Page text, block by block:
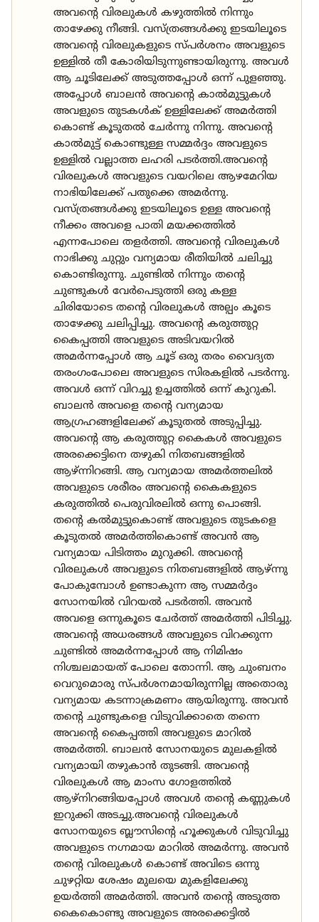
അവന്റെ വിരലുകൾ കഴുത്തിൽ നിന്നും
താഴേക്കു നീങ്ങി. വസ്ത്രങ്ങൾക്കു ഇടയിലൂടെ
അവന്റെ വിരലുകളുടെ സ്പർശനം അവളുടെ
ഉള്ളിൽ തീ കോരിയിടുന്നുണ്ടായിരുന്നു. അവൾ
ആ ചൂടിലേക്ക് അടുത്തപ്പോൾ ഒന്ന് പുളഞ്ഞു.
അപ്പോൾ ബാലൻ അവന്റെ കാൽമുട്ടുകൾ
അവളുടെ തുടകൾക് ഉള്ളിലേക്ക് അമർത്തി
കൊണ്ട് കൂടുതൽ ചേർന്നു നിന്നു. അവന്റെ
കാൽമുട്ട് കൊണ്ടുള്ള സമ്മർദ്ദം അവളുടെ
ഉള്ളിൽ വല്ലാത്ത ലഹരി പടർത്തി.അവന്റെ
വിരലുകൾ അവളുടെ വയറിലെ ആഴമേറിയ
നാഭിയിലേക്ക് പതുക്കെ അമർന്നു.
വസ്ത്രങ്ങൾക്കു ഇടയിലൂടെ ഉള്ള അവന്റെ
നീക്കം അവളെ പാതി മയക്കത്തിൽ
എന്നപോലെ തളർത്തി. അവന്റെ വിരലുകൾ
നാഭിക്കു ചുറ്റും വന്യമായ രീതിയിൽ ചലിച്ചു
കൊണ്ടിരുന്നു. ചുണ്ടിൽ നിന്നും തന്റെ
ചുണ്ടുകൾ വേർപെടുത്തി ഒരു കള്ള
ചിരിയോടെ തന്റെ വിരലുകൾ അല്പം കൂടെ
താഴേക്കു ചലിപ്പിച്ചു. അവന്റെ കരുത്തുറ്റ
കൈപ്പത്തി അവളുടെ അടിവയറിൽ
അമർന്നപ്പോൾ ആ ചൂട് ഒരു തരം വൈദ്യത
തരംഗംപോലെ അവളുടെ സിരകളിൽ പടർന്നു.
അവൾ ഒന്ന് വിറച്ചു ഉച്ചത്തിൽ ഒന്ന് കുറുകി.
ബാലൻ അവളെ തന്റെ വന്യമായ
ആഗ്രഹങ്ങളിലേക്ക് കൂടുതൽ അടുപ്പിച്ചു.
അവന്റെ ആ കരുത്തുറ്റ കൈകൾ അവളുടെ
അരക്കെട്ടിനെ തഴുകി നിതബങ്ങളിൽ
ആഴ്ന്നിറങ്ങി. ആ വന്യമായ അമർത്തലിൽ
അവളുടെ ശരീരം അവന്റെ കൈകളുടെ
കരുത്തിൽ പെരുവിരലിൽ ഒന്നു പൊങ്ങി.
തന്റെ കൽമുട്ടുകൊണ്ട് അവളുടെ തുടകളെ
കൂടുതൽ അമർത്തികൊണ്ട് അവൻ ആ
വന്യമായ പിടിത്തം മുറുക്കി. അവന്റെ
വിരലുകൾ അവളുടെ നിതബങ്ങളിൽ ആഴ്ന്നു
പോകുമ്പോൾ ഉണ്ടാകുന്ന ആ സമ്മർദ്ദം
സോനയിൽ വിറയൽ പടർത്തി. അവൻ
അവളെ ഒന്നുകൂടെ ചേർത്ത് അമർത്തി പിടിച്ചു.
അവന്റെ അധരങ്ങൾ അവളുടെ വിറക്കുന്ന
ചുണ്ടിൽ അമർന്നപ്പോൾ ആ നിമിഷം
നിശ്ചലമായത് പോലെ തോന്നി. ആ ചുംബനം
വെറുമൊരു സ്പർശനമായിരുന്നില്ല അതൊരു
വന്യമായ കടന്നാക്രമണം ആയിരുന്നു. അവൻ
തന്റെ ചുണ്ടുകളെ വിടുവിക്കാതെ തന്നെ
അവന്റെ കൈപ്പത്തി അവളുടെ മാറിൽ
അമർത്തി. ബാലൻ സോനയുടെ മുലകളിൽ
വന്യമായി തഴുകാൻ തുടങ്ങി. അവന്റെ
വിരലുകൾ ആ മാംസ ഗോളത്തിൽ
ആഴ്‌നിറങ്ങിയപ്പോൾ അവൾ തന്റെ കണ്ണുകൾ
ഇറുക്കി അടച്ചു.അവന്റെ വിരലുകൾ
സോനയുടെ ബ്ലൗസിന്റെ ഹൂക്കുകൾ വിടുവിച്ചു
അവളുടെ നഗ്നമായ മാറിൽ അമർന്നു. അവൻ
തന്റെ വിരലുകൾ കൊണ്ട് അവിടെ ഒന്നു
ചുഴറ്റിയ ശേഷം മുലയെ മുകളിലേക്കു
ഉയർത്തി അമർത്തി. അവൻ തന്റെ അടുത്ത
കൈകൊണ്ടു അവളുടെ അരക്കെട്ടിൽ